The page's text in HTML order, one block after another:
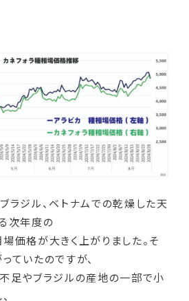
ラジル、ベトナムでの乾燥した天
次年度の
価格が大きく上がりました。そ
ていたのですが、
足やブラジルの産地の一部で小